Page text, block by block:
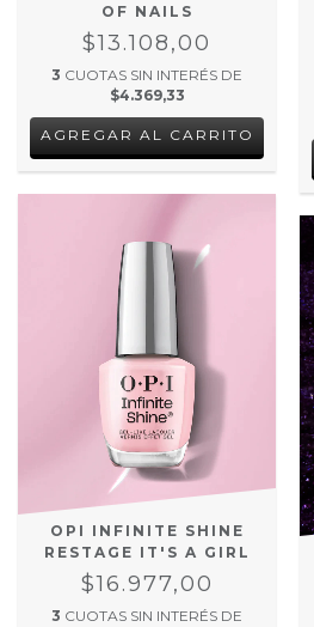
OF NAILS
$13.108,00
3 CUOTAS SIN INTERÉS DE
$4.369,33
OPI INFINITE SHINE
RESTAGE IT'S A GIRL
$16.977,00
3 CUOTAS SIN INTERÉS DE